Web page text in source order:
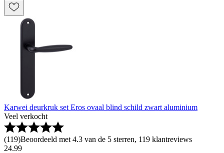
Karwei deurkruk set Eros ovaal blind schild zwart aluminium
Veel verkocht
(119)Beoordeeld met 4.3 van de 5 sterren, 119 klantreviews
24.99